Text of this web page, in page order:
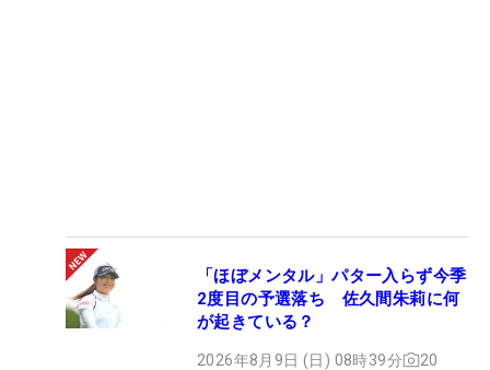
「ほぼメンタル」パター入らず今季
2度目の予選落ち 佐久間朱莉に何
が起きている？
2026年8月9日 (日) 08時39分 20